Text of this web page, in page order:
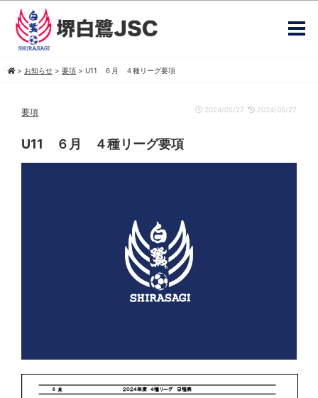
> お知らせ > 要項 > U11 ６月 ４種リーグ要項
要項 2024/05/27 2024/05/27
U11 ６月 ４種リーグ要項